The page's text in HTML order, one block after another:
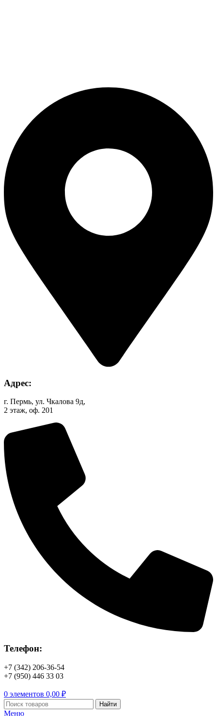
Адрес:
г. Пермь, ул. Чкалова 9д,
2 этаж, оф. 201
Телефон:
+7 (342) 206-36-54
+7 (950) 446 33 03
0 элементов 0,00 ₽
Найти
Меню